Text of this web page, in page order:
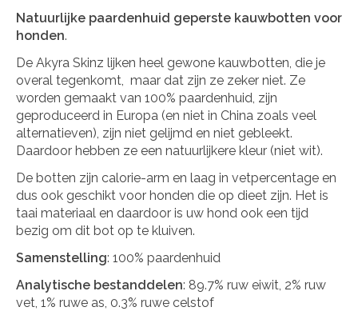
Natuurlijke paardenhuid geperste kauwbotten voor
honden.
De Akyra Skinz lijken heel gewone kauwbotten, die je
overal tegenkomt, maar dat zijn ze zeker niet. Ze
worden gemaakt van 100% paardenhuid, zijn
geproduceerd in Europa (en niet in China zoals veel
alternatieven), zijn niet gelijmd en niet gebleekt.
Daardoor hebben ze een natuurlijkere kleur (niet wit).
De botten zijn calorie-arm en laag in vetpercentage en
dus ook geschikt voor honden die op dieet zijn. Het is
taai materiaal en daardoor is uw hond ook een tijd
bezig om dit bot op te kluiven.
Samenstelling: 100% paardenhuid
Analytische bestanddelen: 89.7% ruw eiwit, 2% ruw
vet, 1% ruwe as, 0.3% ruwe celstof